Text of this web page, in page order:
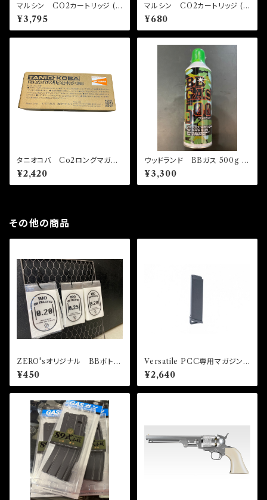
マルシン CO2カートリッジ (3
0本入り)
¥3,795
マルシン CO2カートリッジ (5
本入り)
¥680
タニオコバ Co2ロングマガジ
ン用 8g Co2カートリッジ 2
0本入り
¥2,420
ウッドランド BBガス 500g ガ
スガン専用ガス HFC 134a
¥3,300
その他の商品
ZERO'sオリジナル BBボトル
ステッカー
¥450
Versatile PCC専用マガジン S
スプリング式 60連
¥2,640